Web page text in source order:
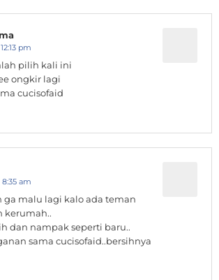
pm
pilih kali ini
ongkir lagi
cucisofaid
am
ga malu lagi kalo ada teman
kerumah..
dan nampak seperti baru..
sama cucisofaid..bersihnya